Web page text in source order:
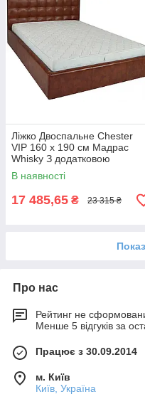
Ліжко Двоспальне Chester
VIP 160 х 190 см Мадрас
Whisky З додатковою
металевою цільнозварною
рамою Коричневий
В наявності
17 485,65 ₴ 23 315 ₴
Про нас
Рейтинг не
Менше 5 відгуків за
Працює з 30.09.2014
м. Київ
Київ, Україна